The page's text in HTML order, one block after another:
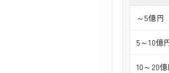
～5億円
5～10億
10～20億